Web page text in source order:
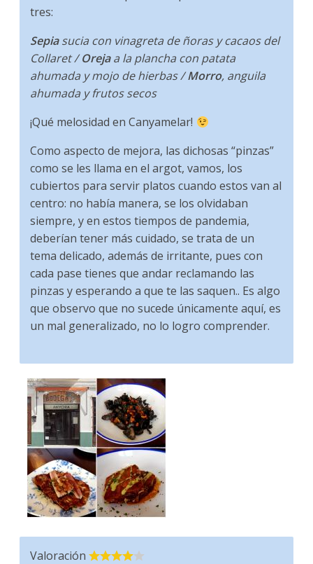
tres:
Sepiasucia con vinagreta de ñoras y cacaos del
Collaret /Orejaa la plancha con patata
ahumada y mojo de hierbas /Morro, anguila
ahumada y frutos secos
¡Qué melosidad en Canyamelar!
Como aspecto de mejora, las dichosas “pinzas”
como se les llama en el argot, vamos, los
cubiertos para servir platos cuando estos van al
centro: no había manera, se los olvidaban
siempre, y en estos tiempos de pandemia,
deberían tener más cuidado, se trata de un
tema delicado, además de irritante, pues con
cada pase tienes que andar reclamando las
pinzas y esperando a que te las saquen.. Es algo
que observo que no sucede únicamente aquí, es
un mal generalizado, no lo logro comprender.
Valoración